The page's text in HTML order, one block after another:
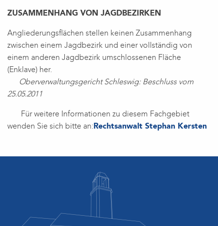
ZUSAMMENHANG VON JAGDBEZIRKEN
Angliederungsflächen stellen keinen Zusammenhang
zwischen einem Jagdbezirk und einer vollständig von
einem anderen Jagdbezirk umschlossenen Fläche
(Enklave) her.
Oberverwaltungsgericht Schleswig: Beschluss vom
25.05.2011
Für weitere Informationen zu diesem Fachgebiet
wenden Sie sich bitte an: Rechtsanwalt Stephan Kersten